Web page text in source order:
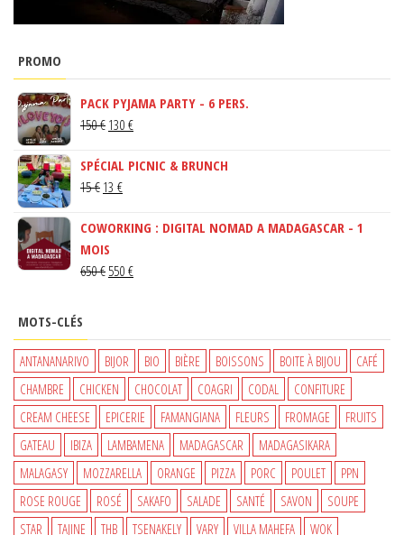
PROMO
PACK PYJAMA PARTY - 6 PERS.
150€ LE
INITIAL
ÉTAIT :
130 €LE
ACTUEL
SPÉCIAL PICNIC & BRUNCH
15€ LE
INITIAL
ÉTAIT :
15 €.
13 €LE
ACTUEL
13 €.
COWORKING : DIGITAL NOMAD A MADAGASCAR - 1
MOIS
650€ LE
650 €.
550 €LE
550 €.
MOTS-CLÉS
ANTANANARIVO BIJOR BIO BIÈRE BOISSONS BOITE À BIJOU
CAFÉ
CHAMBRE
CHICKEN CHOCOLAT COAGRI CODAL
CONFITURE
CREAM CHEESE
EPICERIE FAMANGIANA FLEURS FROMAGE
FRUITS
GATEAU
IBIZA LAMBAMENA MADAGASCAR
MADAGASIKARA
MALAGASY
MOZZARELLA ORANGE PIZZA PORC POULET
PPN
ROSE ROUGE
ROSÉ SAKAFO SALADE SANTÉ SAVON
SOUPE
STAR
TAJINE THB TSENAKELY VARY VILLA MAHEFA WOK